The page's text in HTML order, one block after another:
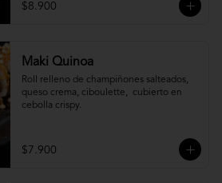
$8.900
Maki Quinoa
​Roll relleno de champiñones salteados,
queso crema, ciboulette,  cubierto en
cebolla crispy.
$7.900